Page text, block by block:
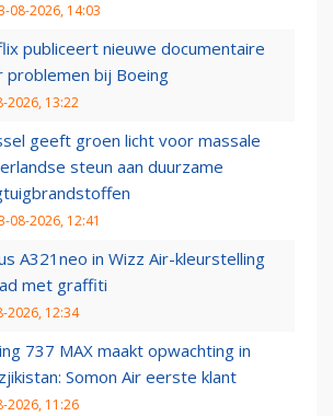
08-2026, 14:03
publiceert nieuwe documentaire
problemen bij Boeing
2026, 13:22
geeft groen licht voor massale
steun aan duurzame
08-2026, 12:41
A321neo in Wizz Air-kleurstelling
met graffiti
2026, 12:34
737 MAX maakt opwachting in
Somon Air eerste klant
2026, 11:26